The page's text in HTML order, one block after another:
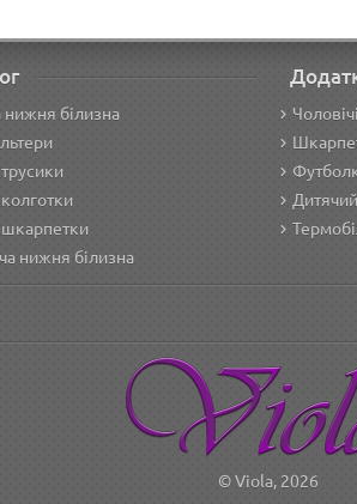
нижня білизна
шкарпетки
нижня білизна
© Viola, 2026